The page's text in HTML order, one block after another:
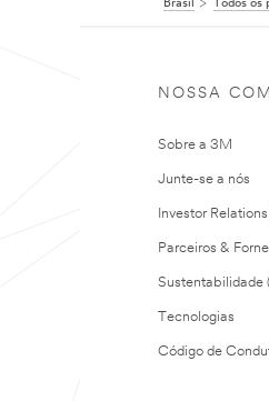
Brasil Todos
NOSSA
Sobre a 3M
Junte-se a nós
Investor
Parceiros &
Sustentabilidade
Tecnologias
Código de